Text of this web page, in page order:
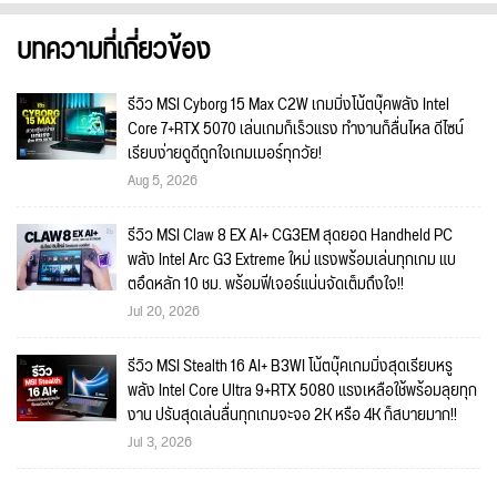
บทความที่เกี่ยวข้อง
รีวิว MSI Cyborg 15 Max C2W เกมมิ่งโน้ตบุ๊คพลัง Intel
Core 7+RTX 5070 เล่นเกมก็เร็วแรง ทำงานก็ลื่นไหล ดีไซน์
เรียบง่ายดูดีถูกใจเกมเมอร์ทุกวัย!
Aug 5, 2026
รีวิว MSI Claw 8 EX AI+ CG3EM สุดยอด Handheld PC
พลัง Intel Arc G3 Extreme ใหม่ แรงพร้อมเล่นทุกเกม แบ
ตอึดหลัก 10 ชม. พร้อมฟีเจอร์แน่นจัดเต็มถึงใจ!!
Jul 20, 2026
รีวิว MSI Stealth 16 AI+ B3WI โน้ตบุ๊คเกมมิ่งสุดเรียบหรู
พลัง Intel Core Ultra 9+RTX 5080 แรงเหลือใช้พร้อมลุยทุก
งาน ปรับสุดเล่นลื่นทุกเกมจะจอ 2K หรือ 4K ก็สบายมาก!!
Jul 3, 2026